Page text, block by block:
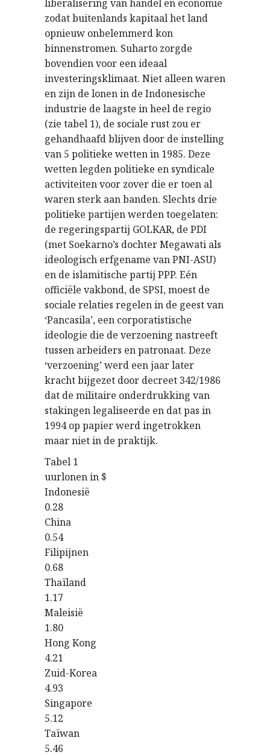
liberalisering van handel en economie
zodat buitenlands kapitaal het land
opnieuw onbelemmerd kon
binnenstromen. Suharto zorgde
bovendien voor een ideaal
investeringsklimaat. Niet alleen waren
en zijn de lonen in de Indonesische
industrie de laagste in heel de regio
(zie tabel 1), de sociale rust zou er
gehandhaafd blijven door de instelling
van 5 politieke wetten in 1985. Deze
wetten legden politieke en syndicale
activiteiten voor zover die er toen al
waren sterk aan banden. Slechts drie
politieke partijen werden toegelaten:
de regeringspartij GOLKAR, de PDI
(met Soekarno’s dochter Megawati als
ideologisch erfgename van PNI-ASU)
en de islamitische partij PPP. Eén
officiële vakbond, de SPSI, moest de
sociale relaties regelen in de geest van
‘Pancasila’, een corporatistische
ideologie die de verzoening nastreeft
tussen arbeiders en patronaat. Deze
‘verzoening’ werd een jaar later
kracht bijgezet door decreet 342/1986
dat de militaire onderdrukking van
stakingen legaliseerde en dat pas in
1994 op papier werd ingetrokken
maar niet in de praktijk.
Tabel 1
uurlonen in $
Indonesië
0.28
China
0.54
Filipijnen
0.68
Thaïland
1.17
Maleisië
1.80
Hong Kong
4.21
Zuid-Korea
4.93
Singapore
5.12
Taïwan
5.46